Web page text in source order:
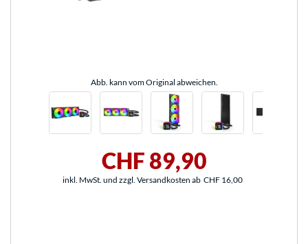
Abb. kann vom Original abweichen.
CHF 89,90
inkl. MwSt. und zzgl. Versandkosten ab CHF 16,00